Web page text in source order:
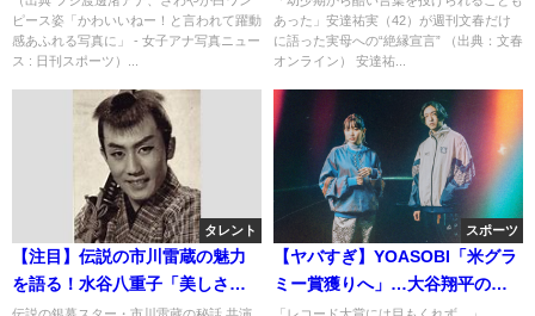
ピース姿「かわいいねー！と言われて躍動
感あふれる写真に」 - 女子アナ写真ニュー
ス : 日刊スポーツ）...
｀)
あった」安達祐実（42）が週刊文春だけ
に語った実母への“絶縁宣言” （出典：文春
オンライン） 安達祐...
タレント
【注目】伝説の市川雷蔵の魅力
を語る！水谷八重子「美しさと
ヤンチャさのギャップが最高」
スポーツ
【ヤバすぎ】YOASOBI「米グラ
ミー賞獲りへ」…大谷翔平の事
務所とタッグ！！(*ﾟ▽ﾟ*)